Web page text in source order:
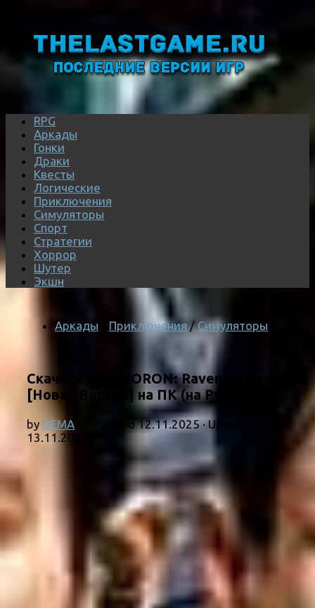
RPG
Аркады
Гонки
Драки
Квесты
Логические
Приключения
Симуляторы
Спорт
Стратегии
Хоррор
Шутер
Экшн
Аркады Приключения / Симуляторы
Скачать игру VORON: Raven’s Story
[Новая Версия] на ПК (на Русском)
by DEMA · Published12.11.2025· Updated
13.11.2025